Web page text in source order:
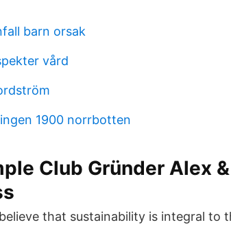
barn orsak
vård
1900 norrbotten
Club Gründer Alex
that sustainability is integral to